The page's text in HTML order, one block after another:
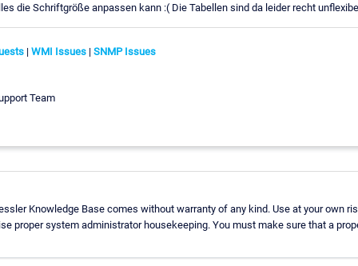
die Schriftgröße anpassen kann :( Die Tabellen sind da leider recht
| WMI Issues | SNMP Issues
Team
Knowledge Base comes without warranty of any kind. Use at your own
proper system administrator housekeeping. You must make sure that a